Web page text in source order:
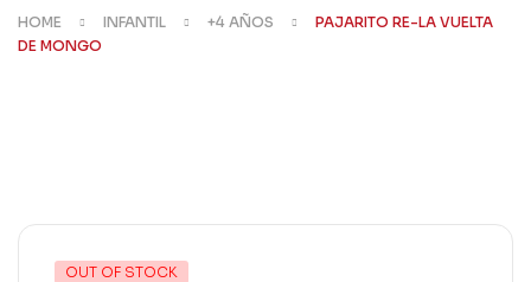
HOME INFANTIL +4 AÑOS
PAJARITO RE-LA VUELTA
DE MONGO
OUT OF STOCK